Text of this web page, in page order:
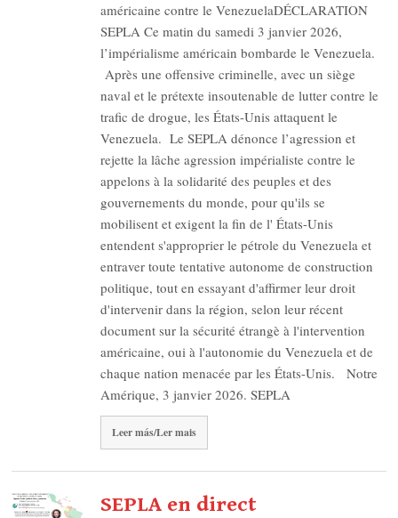
américaine contre le VenezuelaDÉCLARATION
SEPLA Ce matin du samedi 3 janvier 2026,
l’impérialisme américain bombarde le Venezuela.
Après une offensive criminelle, avec un siège
naval et le prétexte insoutenable de lutter contre le
trafic de drogue, les États-Unis attaquent le
Venezuela. Le SEPLA dénonce l’agression et
rejette la lâche agression impérialiste contre le
appelons à la solidarité des peuples et des
gouvernements du monde, pour qu'ils se
mobilisent et exigent la fin de l' États-Unis
entendent s'approprier le pétrole du Venezuela et
entraver toute tentative autonome de construction
politique, tout en essayant d'affirmer leur droit
d'intervenir dans la région, selon leur récent
document sur la sécurité étrangè à l'intervention
américaine, oui à l'autonomie du Venezuela et de
chaque nation menacée par les États-Unis. Notre
Amérique, 3 janvier 2026. SEPLA
Leer más/Ler mais
SEPLA en direct